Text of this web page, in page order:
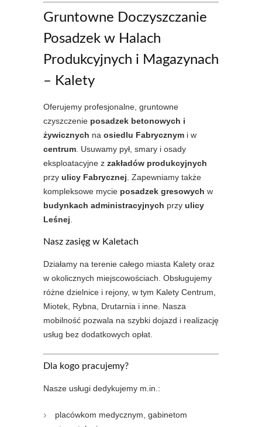
Gruntowne Doczyszczanie
Posadzek w Halach
Produkcyjnych i Magazynach
– Kalety
Oferujemy profesjonalne, gruntowne
czyszczenie posadzek betonowych i
żywicznych na osiedlu Fabrycznym i w
centrum . Usuwamy pył, smary i osady
eksploatacyjne z zakładów produkcyjnych
przy ulicy Fabrycznej . Zapewniamy także
kompleksowe mycie posadzek gresowych w
budynkach administracyjnych przy ulicy
Leśnej
Nasz zasięg w Kaletach
Działamy na terenie całego miasta Kalety oraz
w okolicznych miejscowościach. Obsługujemy
różne dzielnice i rejony, w tym Kalety Centrum,
Miotek, Rybna, Drutarnia i inne. Nasza
mobilność pozwala na szybki dojazd i realizację
usług bez dodatkowych opłat.
Dla kogo pracujemy?
Nasze usługi dedykujemy m.in.:
placówkom medycznym, gabinetom